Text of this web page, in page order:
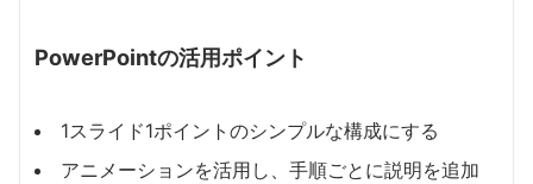
PowerPointの活用ポイント
1スライド1ポイントのシンプルな構成にする
アニメーションを活用し、手順ごとに説明を追加